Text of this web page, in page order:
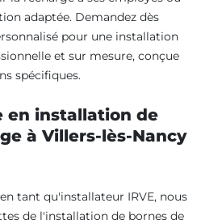
adaptée. Demandez dès
pour une installation
et sur mesure, conçue
spécifiques.
en installation de
à Villers-lès-Nancy
tant qu'installateur IRVE, nous
de l'installation de bornes de